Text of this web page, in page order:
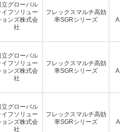
立グローバル
イフソリュー
ョンズ株式会
社
フレックスマルチ高効
率SGRシリーズ
立グローバル
イフソリュー
ョンズ株式会
社
フレックスマルチ高効
率SGRシリーズ
立グローバル
イフソリュー
ョンズ株式会
社
フレックスマルチ高効
率SGRシリーズ